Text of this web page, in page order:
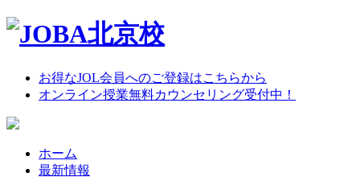
お得なJOL会員へのご登録はこちらから
オンライン授業無料カウンセリング受付中！
ホーム
最新情報